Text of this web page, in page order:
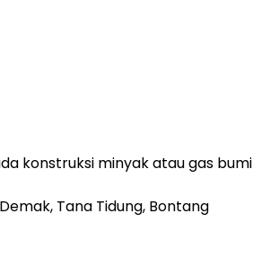
konstruksi minyak atau gas bumi
Tana Tidung, Bontang